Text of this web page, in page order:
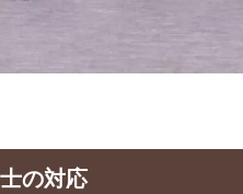
の対応